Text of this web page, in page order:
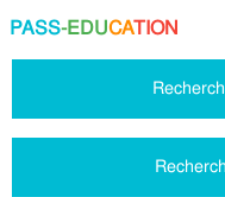
PASS-EDUCATION